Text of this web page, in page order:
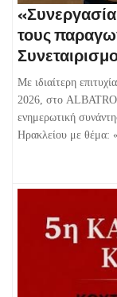
τους
Με ιδιαίτερη
2026, στο
ενημερωτική
Ηρακλείου με θέμα: